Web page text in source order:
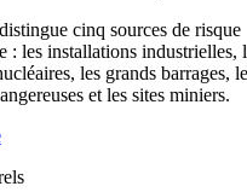
cinq sources de risque
: les installations industrielles,
les grands barrages,
et les sites miniers.